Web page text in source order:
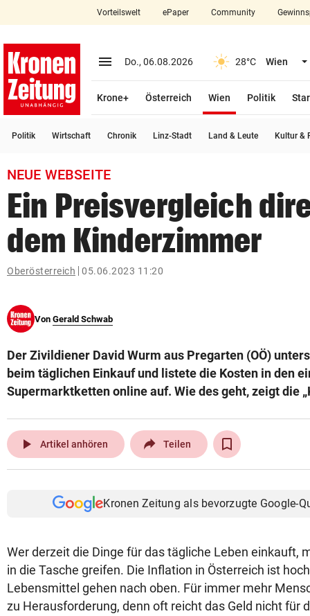
closeSchließen
account_circle Anmelden
arrow_right
bookmark
search
Suchbegriff
eingeben
© Krone Multimedia GmbH & Co KG 2026
Vorteilswelt ePaper Community
menu Menü aufklappen
Do., 06.08.2026 28°C Wien
Krone+ Österreich Wien
Politik
Politik Wirtschaft Chronik Linz-Stadt Land & Leute Kultur &
NEUE WEBSEITE
Ein Preisvergleich
dem Kinderzimmer
Oberösterreich 05.06.2023 11:20
Von Gerald Schwab
Der Zivildiener David Wurm aus Pregarten (OÖ)
beim täglichen Einkauf und listete die Kosten in den
Supermarktketten online auf. Wie des geht, zeigt die
play_arrow Artikel anhören Teilen
Kronen Zeitung als bevorzugte Google-
Wer derzeit die Dinge für das tägliche Leben einkauft,
in die Tasche greifen. Die Inflation in Österreich ist
Lebensmittel gehen nach oben. Für immer mehr
zu Herausforderung, denn oft reicht das Geld nicht für